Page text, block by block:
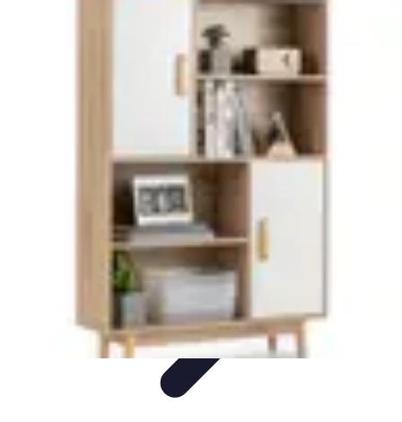
Services de menuiserie
Matériaux et TechniquesConseils pratiques